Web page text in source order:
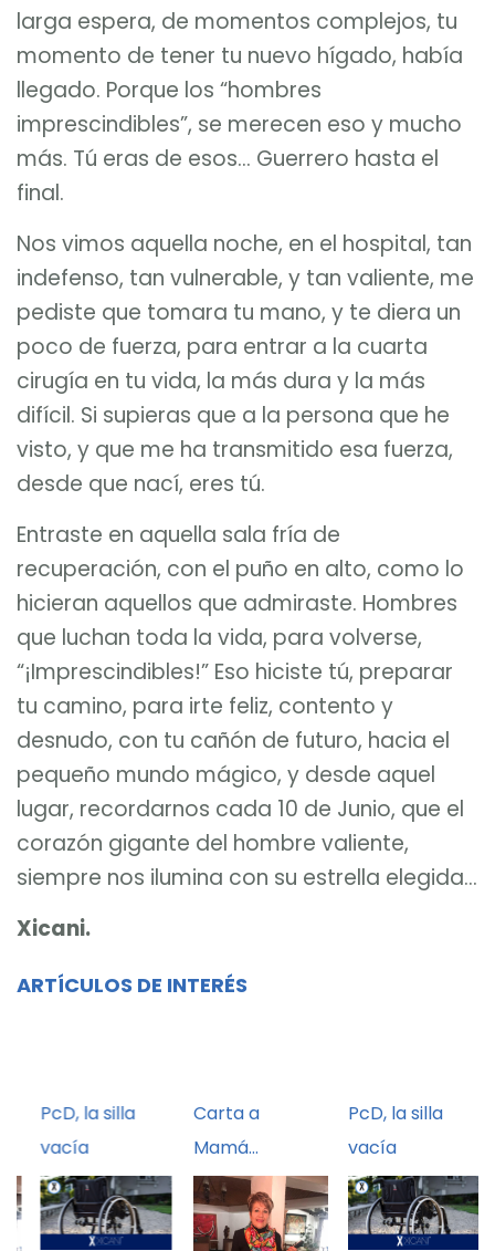
larga espera, de momentos complejos, tu
momento de tener tu nuevo hígado, había
llegado. Porque los “hombres
imprescindibles”, se merecen eso y mucho
más. Tú eras de esos… Guerrero hasta el
final.
Nos vimos aquella noche, en el hospital, tan
indefenso, tan vulnerable, y tan valiente, me
pediste que tomara tu mano, y te diera un
poco de fuerza, para entrar a la cuarta
cirugía en tu vida, la más dura y la más
difícil. Si supieras que a la persona que he
visto, y que me ha transmitido esa fuerza,
desde que nací, eres tú.
Entraste en aquella sala fría de
recuperación, con el puño en alto, como lo
hicieran aquellos que admiraste. Hombres
que luchan toda la vida, para volverse,
“¡Imprescindibles!” Eso hiciste tú, preparar
tu camino, para irte feliz, contento y
desnudo, con tu cañón de futuro, hacia el
pequeño mundo mágico, y desde aquel
lugar, recordarnos cada 10 de Junio, que el
corazón gigante del hombre valiente,
siempre nos ilumina con su estrella elegida…
Xicani.
ARTÍCULOS DE INTERÉS
PcD, la silla
vacía
Carta a
Mamá…
PcD, la silla
vacía